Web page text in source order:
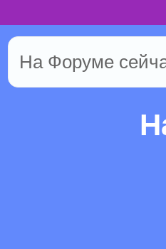
На Форуме